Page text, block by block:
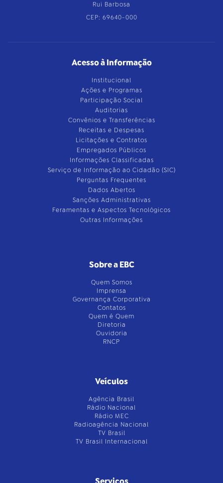
Rui Barbosa
CEP: 69640-000
Acesso à Informação
Institucional
Ações e Programas
Participação Social
Auditorias
Convênios e Transferências
Receitas e Despesas
Licitações e Contratos
Empregados Públicos
Informações Classificadas
Serviço de Informação ao Cidadão (SIC)
Perguntas Frequentes
Dados Abertos
Sanções Administrativas
Feramentas e Aspectos Tecnológicos
Outras Informações
Sobre a EBC
Quem Somos
Imprensa
Governança Corporativa
Contatos
Quem é Quem
Diretoria
Ouvidoria
RNCP
Veículos
Agência Brasil
Rádio Nacional
Rádio MEC
Radioagência Nacional
TV Brasil
TV Brasil Internacional